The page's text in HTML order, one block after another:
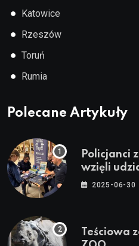
● Katowice
● Rzeszów
● Toruń
● Rumia
Polecane Artykuły
Policjanci
wzięli
Wakacje”
2025-06-30
Teściowa